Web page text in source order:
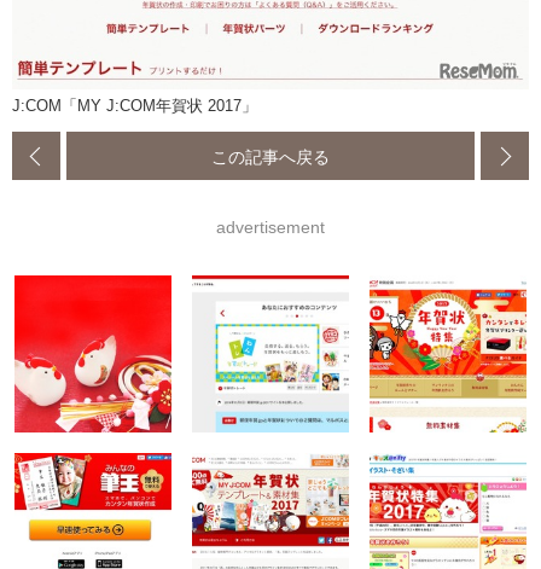
J:COM「MY J:COM年賀状 2017」
この記事へ戻る
advertisement